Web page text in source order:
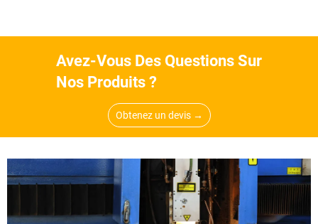
Avez-Vous Des Questions Sur
Nos Produits ?
Obtenez un devis →